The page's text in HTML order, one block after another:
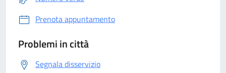
Prenota appuntamento
Problemi in città
Segnala disservizio